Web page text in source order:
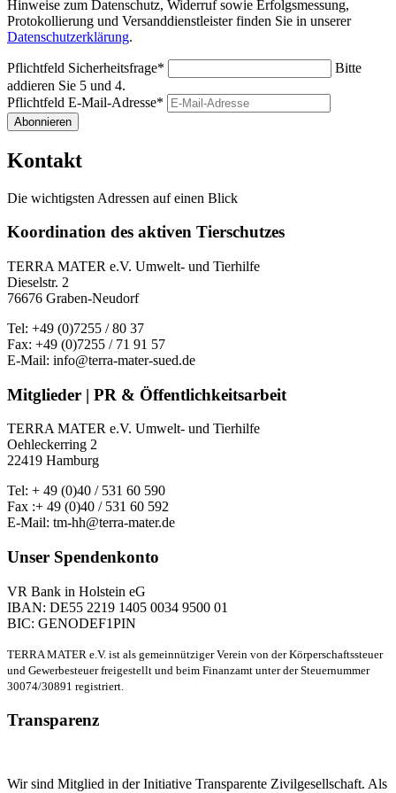
Hinweise zum Datenschutz, Widerruf sowie Erfolgsmessung,
Protokollierung und Versanddienstleister finden Sie in unserer
Datenschutzerklärung.
Pflichtfeld Sicherheitsfrage*
Bitte
addieren Sie 5 und 4.
Pflichtfeld E-Mail-Adresse*
Abonnieren
Kontakt
Die wichtigsten Adressen auf einen Blick
Koordination des aktiven Tierschutzes
TERRA MATER e.V. Umwelt- und Tierhilfe
Dieselstr. 2
76676 Graben-Neudorf
Tel: +49 (0)7255 / 80 37
Fax: +49 (0)7255 / 71 91 57
E-Mail: info@terra-mater-sued.de
Mitglieder | PR & Öffentlichkeitsarbeit
TERRA MATER e.V. Umwelt- und Tierhilfe
Oehleckerring 2
22419 Hamburg
Tel: + 49 (0)40 / 531 60 590
Fax :+ 49 (0)40 / 531 60 592
E-Mail: tm-hh@terra-mater.de
Unser Spendenkonto
VR Bank in Holstein eG
IBAN: DE55 2219 1405 0034 9500 01
BIC: GENODEF1PIN
TERRA MATER e.V. ist als gemeinnütziger Verein von der Körperschaftssteuer
und Gewerbesteuer freigestellt und beim Finanzamt unter der Steuernummer
30074/30891 registriert.
Transparenz
Wir sind Mitglied in der Initiative Transparente Zivilgesellschaft. Als